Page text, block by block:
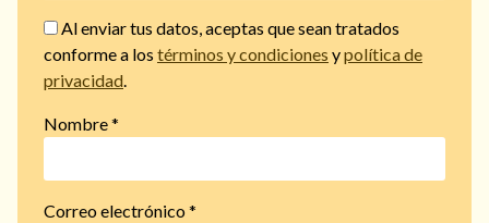
Al enviar tus datos, aceptas que sean tratados
conforme a los términos y condiciones ypolítica de
privacidad.
Nombre*
Correo electrónico*